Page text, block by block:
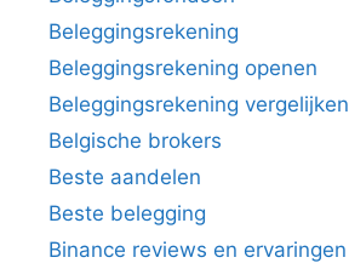
Beleggingsrekening
Beleggingsrekening openen
Beleggingsrekening vergelijken
Belgische brokers
Beste aandelen
Beste belegging
Binance reviews en ervaringen